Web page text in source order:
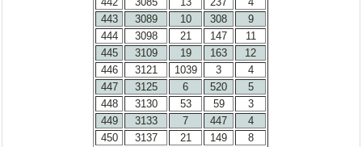
443
3089 10 308
9
444
3098 21 147
11
445
3109 19 163
12
446
3121 1039 3
4
447
3125 6 520
5
448
3130 53 59
3
449
3133 7 447
4
450
3137 21 149
8